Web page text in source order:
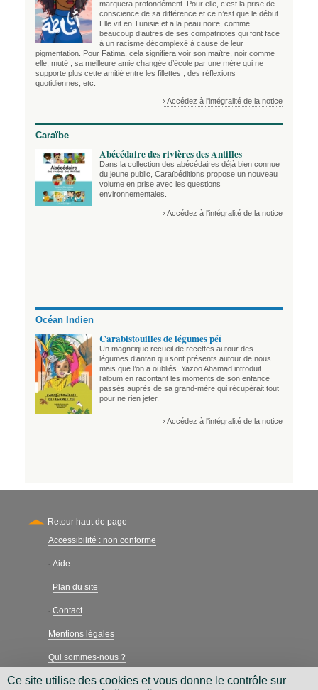
marquera profondément. Pour elle, c’est la prise de
conscience de sa différence et ce n’est que le début.
Elle vit en Tunisie et a la peau noire, comme
beaucoup d’autres de ses compatriotes qui font face
à un racisme décomplexé à cause de leur
pigmentation. Pour Fatima, cela signifiera voir son maître, noir comme
elle, muté ; sa meilleure amie changée d’école par une mère qui ne
supporte plus cette amitié entre les fillettes ; des réflexions
quotidiennes, etc.
› Accédez à l'intégralité de la notice
Caraïbe
Abécédaire des rivières des Antilles
Dans la collection des abécédaires déjà bien connue
du jeune public, Caraïbéditions propose un nouveau
volume en prise avec les questions
environnementales.
› Accédez à l'intégralité de la notice
Océan Indien
Carabistouilles de légumes péï
Un magnifique recueil de recettes autour des
légumes d’antan qui sont présents autour de nous
mais que l’on a oubliés. Yazoo Ahamad introduit
l’album en racontant les moments de son enfance
passés auprès de sa grand-mère qui récupérait tout
pour ne rien jeter.
› Accédez à l'intégralité de la notice
Retour haut de page
Secondary
Accessibilité : non conforme
- Aide
- Plan du site
- Contact
Mentions légales
Qui sommes-nous ?
Charte néthique
Ce site utilise des cookies et vous donne le contrôle sur